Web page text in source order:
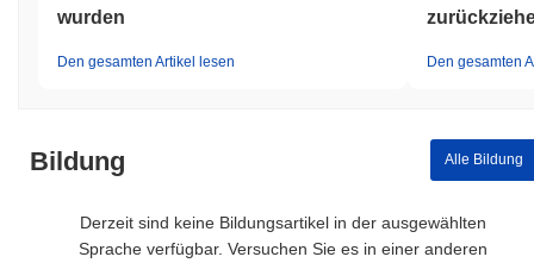
wurden
Den gesamten Artikel lesen Den gesamten
Bildung Alle Bildung
Derzeit sind keine Bildungsartikel in der ausgewählten
Sprache verfügbar. Versuchen Sie es in einer anderen